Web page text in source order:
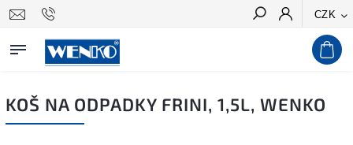
CZK
Hledat
KOŠ NA ODPADKY FRINI, 1,5L, WENKO